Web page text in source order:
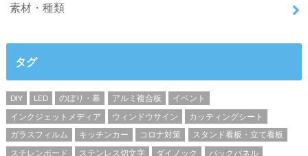
素材・種類
タグ
DIY LED のぼり・幕 アルミ複合板
イベント
インクジェットメディア
ウィンドウサイン
カッティングシート
ガラスフィルム
キッチンカー コロナ対策
スタンド看板・立て看板
スチレンボード
ステンレス切文字 ダイノック
バックパネル